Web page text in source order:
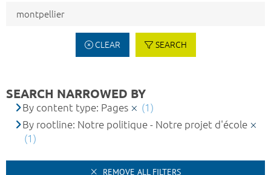
CLEAR SEARCH
SEARCH NARROWED BY
By content type: Pages
(1)
By rootline: Notre politique - Notre projet d'école
(1)
REMOVE ALL FILTERS